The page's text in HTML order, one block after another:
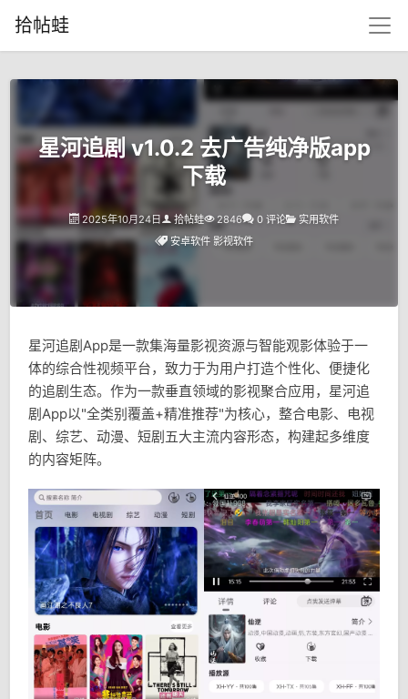
拾帖蛙
星河追剧 v1.0.2 去广告纯净版app
下载
2025年10月24日 拾帖蛙 2846 0 评论
实用软件
安卓软件 影视软件
星河追剧App是一款集海量影视资源与智能观影体验于一
体的综合性视频平台，致力于为用户打造个性化、便捷化
的追剧生态。作为一款垂直领域的影视聚合应用，星河追
剧App以"全类别覆盖+精准推荐"为核心，整合电影、电视
剧、综艺、动漫、短剧五大主流内容形态，构建起多维度
的内容矩阵。